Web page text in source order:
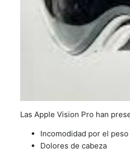
Las Apple Vision Pro han
Incomodidad por el peso
Dolores de cabeza